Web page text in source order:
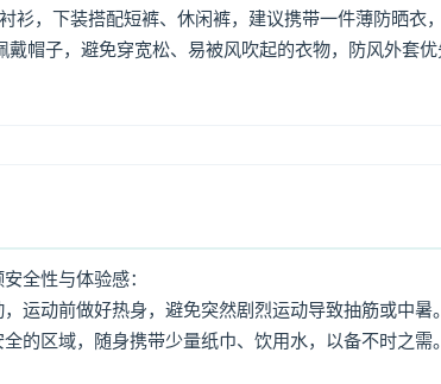
衫，下装搭配短裤、休闲裤，建议携带一件薄防晒衣
帽子，避免穿宽松、易被风吹起的衣物，防风外套
全性与体验感：
运动前做好热身，避免突然剧烈运动导致抽筋或中暑
的区域，随身携带少量纸巾、饮用水，以备不时之需。